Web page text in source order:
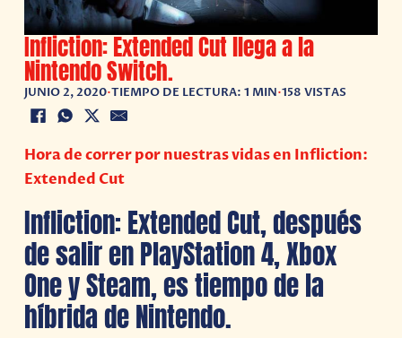
Infliction: Extended Cut llega a la
Nintendo Switch.
JUNIO 2, 2020•TIEMPO DE LECTURA: 1 MIN•158 VISTAS
Hora de correr por nuestras vidas en Infliction:
Extended Cut
Infliction: Extended Cut, después
de salir en PlayStation 4, Xbox
One y Steam, es tiempo de la
híbrida de Nintendo.